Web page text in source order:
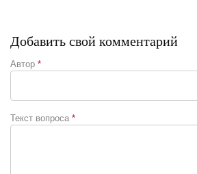
Добавить свой комментарий
Автор *
Текст вопроса *